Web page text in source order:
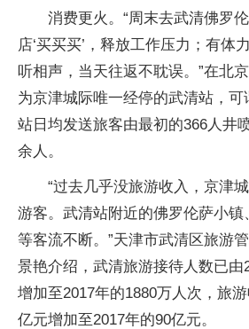
消费更火。“周末去武清佛罗
店‘买买买’，释放工作压力；有体
听相声，当天往返不耽误。”在北
为京津城际唯一经停的武清站，可
站日均发送旅客由最初的366人井
余人。
“过去几乎没旅游收入，京津
游客。武清站附近的佛罗伦萨小镇
等客流不断。”天津市武清区旅游
景艳介绍，武清旅游接待人数已由
增加至2017年的1880万人次，旅
亿元增加至2017年的90亿元。